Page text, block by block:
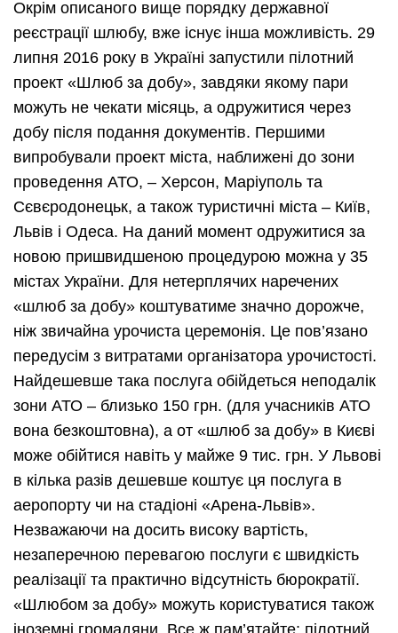
Окрім описаного вище порядку державної
реєстрації шлюбу, вже існує інша можливість. 29
липня 2016 року в Україні запустили пілотний
проект «Шлюб за добу», завдяки якому пари
можуть не чекати місяць, а одружитися через
добу після подання документів. Першими
випробували проект міста, наближені до зони
проведення АТО, – Херсон, Маріуполь та
Сєвєродонецьк, а також туристичні міста – Київ,
Львів і Одеса. На даний момент одружитися за
новою пришвидшеною процедурою можна у 35
містах України. Для нетерплячих наречених
«шлюб за добу» коштуватиме значно дорожче,
ніж звичайна урочиста церемонія. Це пов’язано
передусім з витратами організатора урочистості.
Найдешевше така послуга обійдеться неподалік
зони АТО – близько 150 грн. (для учасників АТО
вона безкоштовна), а от «шлюб за добу» в Києві
може обійтися навіть у майже 9 тис. грн. У Львові
в кілька разів дешевше коштує ця послуга в
аеропорту чи на стадіоні «Арена-Львів».
Незважаючи на досить високу вартість,
незаперечною перевагою послуги є швидкість
реалізації та практично відсутність бюрократії.
«Шлюбом за добу» можуть користуватися також